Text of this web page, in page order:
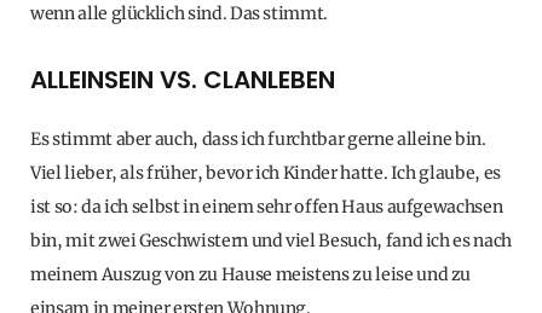
wenn alle glücklich sind. Das stimmt.
ALLEINSEIN VS. CLANLEBEN
Es stimmt aber auch, dass ich furchtbar gerne alleine bin.
Viel lieber, als früher, bevor ich Kinder hatte. Ich glaube, es
ist so: da ich selbst in einem sehr offen Haus aufgewachsen
bin, mit zwei Geschwistern und viel Besuch, fand ich es nach
meinem Auszug von zu Hause meistens zu leise und zu
einsam in meiner ersten Wohnung.